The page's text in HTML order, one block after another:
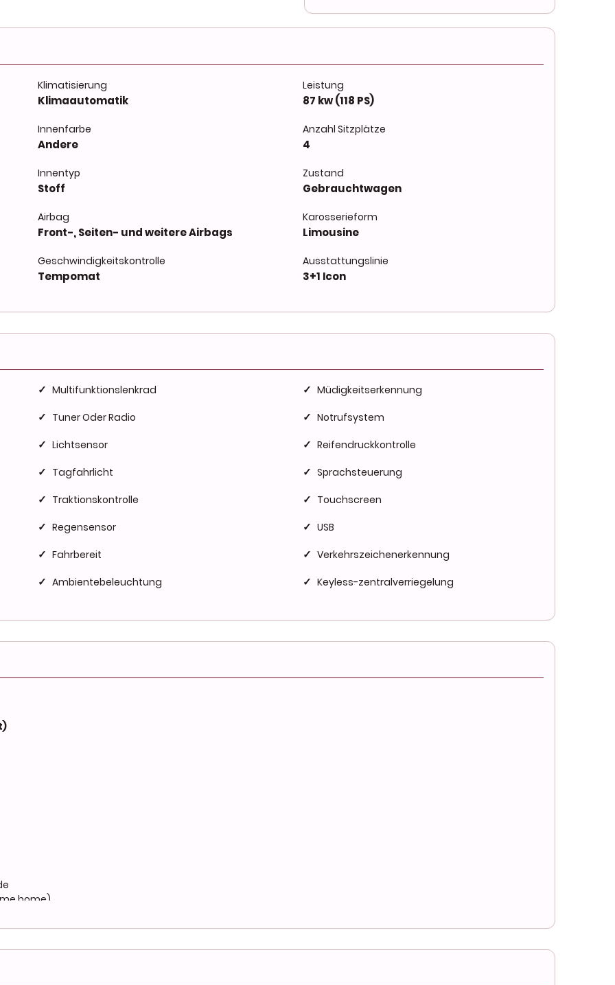
Klimatisierung
Klimaautomatik
Innenfarbe
Andere
Innentyp
Stoff
Airbag
Front-, Seiten- und weitere Airbags
Geschwindigkeitskontrolle
Tempomat
Leistung
87 kw (118 PS)
Anzahl Sitzplätze
4
Zustand
Gebrauchtwagen
Karosserieform
Limousine
Ausstattungslinie
3+1 Icon
✓ Multifunktionslenkrad
✓ Tuner Oder Radio
✓ Lichtsensor
✓ Tagfahrlicht
✓ Traktionskontrolle
✓ Regensensor
✓ Fahrbereit
✓ Ambientebeleuchtung
✓ Müdigkeitserkennung
✓ Notrufsystem
✓ Reifendruckkontrolle
✓ Sprachsteuerung
✓ Touchscreen
✓ USB
✓ Verkehrszeichenerkennung
✓ Keyless-zentralverriegelung
home)